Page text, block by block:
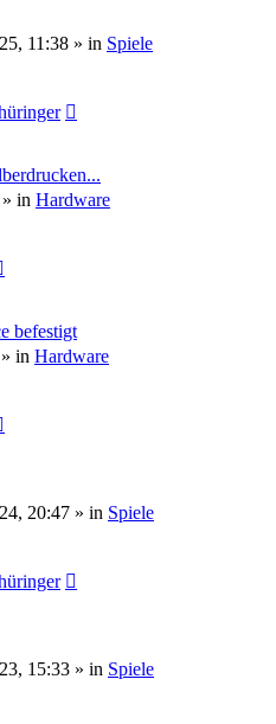
11:38 » in Spiele
» in Hardware
befestigt
» in Hardware
20:47 » in Spiele
15:33 » in Spiele